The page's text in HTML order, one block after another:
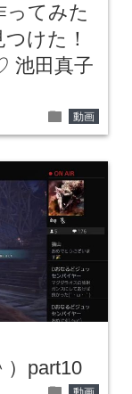
てみた
けた！
池田真子
folder 動画
part10